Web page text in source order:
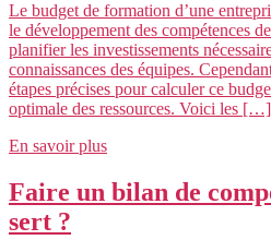
Le budget de formation d’une
le développement des compétences
planifier les investissements
connaissances des équipes.
étapes précises pour calculer ce
optimale des ressources. Voici les […]
En savoir plus
Faire un bilan de
sert ?